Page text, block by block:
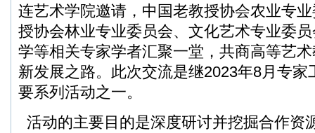
连艺术学院邀请，中国老教授协会农业专
授协会林业专业委员会、文化艺术专业委
学等相关专家学者汇聚一堂，共商高等艺
新发展之路。此次交流是继2023年8月专家
要系列活动之一。
活动的主要目的是深度研讨并挖掘合作资